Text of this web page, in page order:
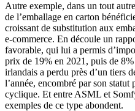
Autre exemple, dans un tout
de l’emballage en carton
croissant de substitution aux
e-commerce. En découle un
favorable, qui lui a permis
prix de 19% en 2021, puis de
irlandais a perdu près d’un tiers
l’année, encombré par son
cyclique. Et entre ASML et
exemples de ce type abondent.